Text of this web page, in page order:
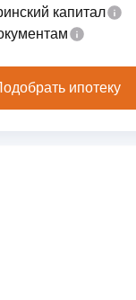
капитал
ипотеку